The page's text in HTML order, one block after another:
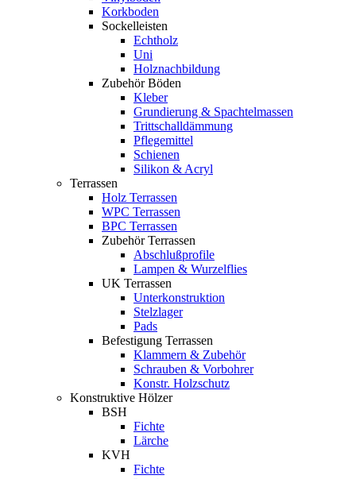
Korkboden
Sockelleisten
Echtholz
Uni
Holznachbildung
Zubehör Böden
Kleber
Grundierung & Spachtelmassen
Trittschalldämmung
Pflegemittel
Schienen
Silikon & Acryl
Terrassen
Holz Terrassen
WPC Terrassen
BPC Terrassen
Zubehör Terrassen
Abschlußprofile
Lampen & Wurzelflies
UK Terrassen
Unterkonstruktion
Stelzlager
Pads
Befestigung Terrassen
Klammern & Zubehör
Schrauben & Vorbohrer
Konstr. Holzschutz
Konstruktive Hölzer
BSH
Fichte
Lärche
KVH
Fichte